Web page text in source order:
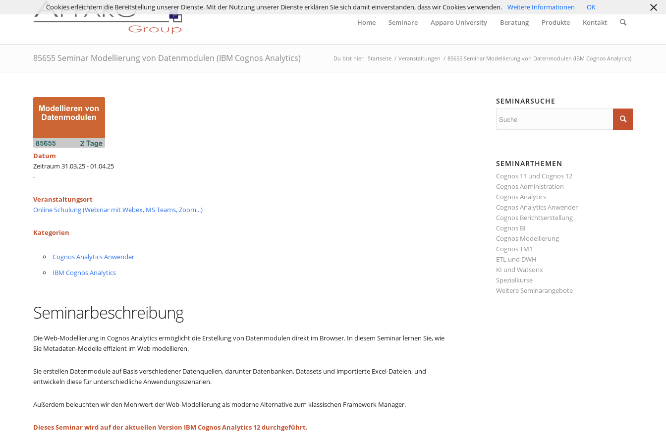
Home Seminare Apparo University Beratung Produkte Kontakt
85655 Seminar Modellierung von Datenmodulen (IBM Cognos Analytics) Du bist hier: Startseite / Veranstaltungen / 85655 Seminar Modellierung von Datenmodulen (IBM Cognos Analytics)
Datum
Zeitraum 31.03.25 - 01.04.25
-
Veranstaltungsort
Online Schulung (Webinar mit Webex, MS Teams, Zoom...)
Kategorien
Cognos Analytics Anwender
IBM Cognos Analytics
Seminarbeschreibung
Die Web-Modellierung in Cognos Analytics ermöglicht die Erstellung von Datenmodulen direkt im Browser. In diesem Seminar lernen Sie, wie
Sie Metadaten-Modelle effizient im Web modellieren.
Sie erstellen Datenmodule auf Basis verschiedener Datenquellen, darunter Datenbanken, Datasets und importierte Excel-Dateien, und
entwickeln diese für unterschiedliche Anwendungsszenarien.
Außerdem beleuchten wir den Mehrwert der Web-Modellierung als moderne Alternative zum klassischen Framework Manager.
Dieses Seminar wird auf der aktuellen Version IBM Cognos Analytics 12 durchgeführt.
SEMINARSUCHE
SEMINARTHEMEN
Cognos 11 und Cognos 12
Cognos Administration
Cognos Analytics
Cognos Analytics Anwender
Cognos Berichtserstellung
Cognos BI
Cognos Modellierung
Cognos TM1
ETL und DWH
KI und Watsonx
Spezialkurse
Weitere Seminarangebote
Cookies erleichtern die Bereitstellung unserer Dienste. Mit der Nutzung unserer Dienste erklären Sie sich damit einverstanden, dass wir Cookies verwenden. Weitere Informationen OK